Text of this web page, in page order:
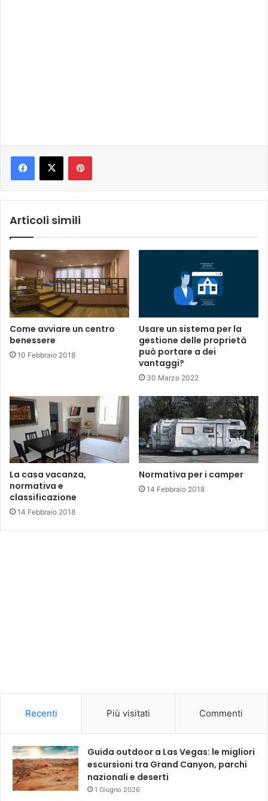
Pinterest
Articoli simili
Come avviare un centro
benessere
10 Febbraio 2018
Usare un sistema per la
gestione delle proprietà
può portare a dei
vantaggi?
30 Marzo 2022
La casa vacanza,
normativa e
classificazione
14 Febbraio 2018
Normativa per i camper
14 Febbraio 2018
Recenti Più visitati Commenti
Guida outdoor a Las Vegas: le migliori
escursioni tra Grand Canyon, parchi
nazionali e deserti
1 Giugno 2026